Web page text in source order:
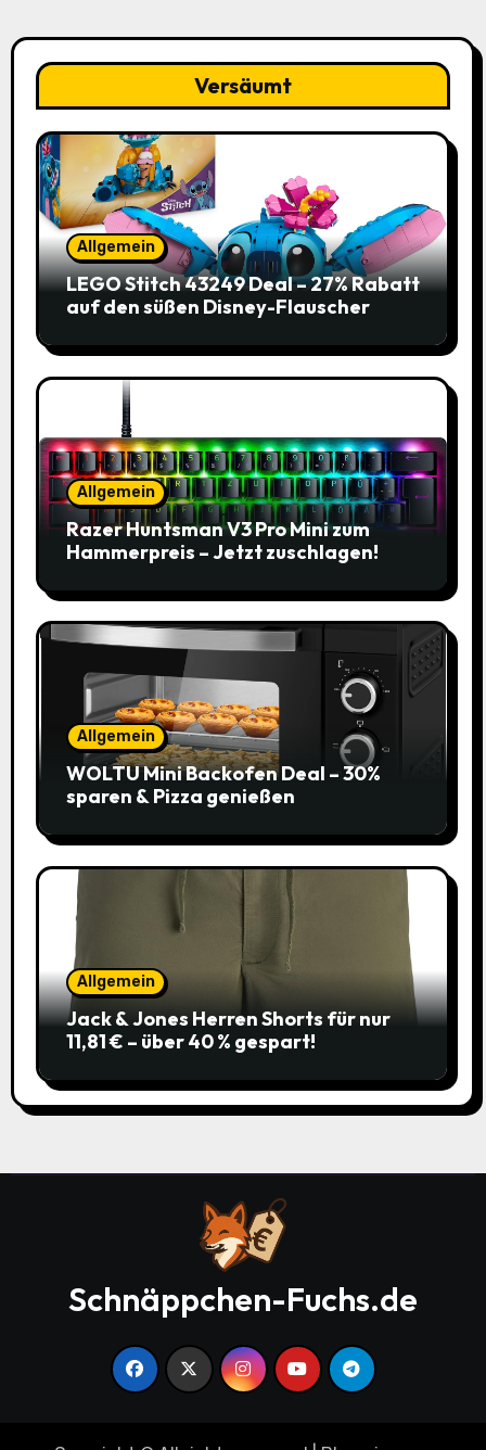
Versäumt
Allgemein
LEGO Stitch 43249 Deal – 27% Rabatt
auf den süßen Disney-Flauscher
Allgemein
Razer Huntsman V3 Pro Mini zum
Hammerpreis – Jetzt zuschlagen!
Allgemein
WOLTU Mini Backofen Deal – 30%
sparen & Pizza genießen
Allgemein
Jack & Jones Herren Shorts für nur
11,81 € – über 40 % gespart!
Schnäppchen-Fuchs.de